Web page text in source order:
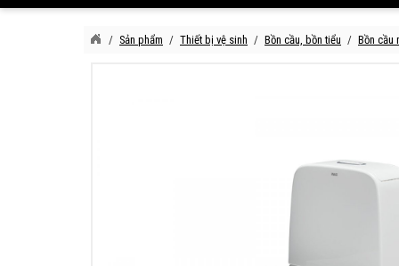
Sản phẩm Thiết bị vệ sinh Bồn cầu, bồn tiểu Bồn cầu